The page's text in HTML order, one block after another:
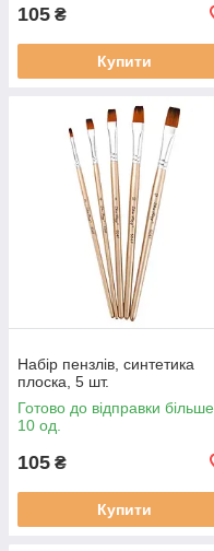
105 ₴
Купити
Набір пензлів, синтетика
плоска, 5 шт.
Готово до відправки більше
10 од.
105 ₴
Купити